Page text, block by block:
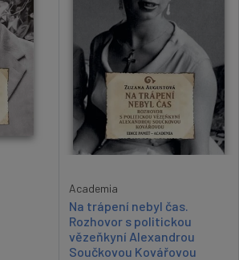
Academia
Na trápení nebyl čas.
Rozhovor s politickou
vězeňkyní Alexandrou
Součkovou Kovářovou